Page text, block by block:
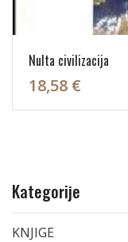
Nulta civilizacija
18,58 €
Kategorije
KNJIGE